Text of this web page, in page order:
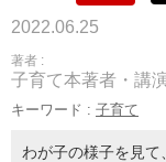
2022.06.25
著者 :
子育て本著者・講
キーワード : 子育て
わが子の様子を見て